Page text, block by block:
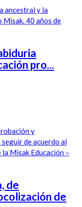
pro...
de
de